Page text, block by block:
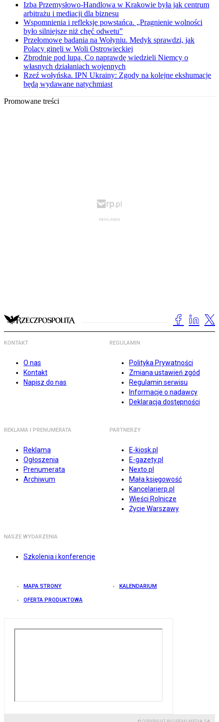
Izba Przemysłowo-Handlowa w Krakowie była jak centrum
arbitrażu i mediacji dla biznesu
Wspomnienia i refleksje powstańca. „Pragnienie wolności
było silniejsze niż chęć odwetu”
Przełomowe badania na Wołyniu. Medyk sprawdzi, jak
Polacy ginęli w Woli Ostrowieckiej
Zbrodnie pod lupą. Co naprawdę wiedzieli Niemcy o
własnych działaniach wojennych
Rzeź wołyńska. IPN Ukrainy: Zgody na kolejne ekshumacje
będą wydawane natychmiast
Promowane treści
KONTAKT
O nas
Kontakt
Napisz do nas
REGULAMIN
Polityka Prywatności
Zmiana ustawień zgód
Regulamin serwisu
Informacje o nadawcy
Deklaracja dostępności
REKLAMA I PRENUMERATA
Reklama
Ogłoszenia
Prenumerata
Archiwum
PARTNERZY
E-kiosk.pl
E-gazety.pl
Nexto.pl
Mała księgowość
Kancelarierp.pl
Wieści Rolnicze
Życie Warszawy
NASZE WYDARZENIA
Szkolenia i konferencje
MAPA STRONY KALENDARIUM
OFERTA PRODUKTOWA